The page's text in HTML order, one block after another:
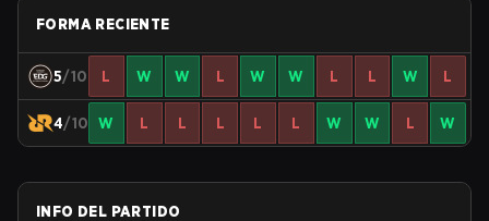
FORMA RECIENTE
5/10 L W W L W W L L W L
4/10 W L L L L L W W L W
INFO DEL PARTIDO